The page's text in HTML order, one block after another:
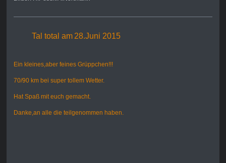
Tal total am 28.Juni 2015
Ein kleines,aber feines Grüppchen!!!
70/90 km bei super tollem Wetter.
Hat Spaß mit euch gemacht.
Danke,an alle die teilgenommen haben.